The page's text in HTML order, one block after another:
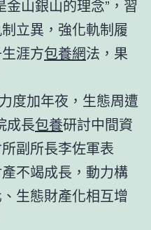
山銀山的理念”，習
立異，強化軌制履
涯方包養網法，果
度加年夜，生態周遭
成長包養研討中間資
副所長李佐軍表
不竭成長，動力構
生態財產化相互增